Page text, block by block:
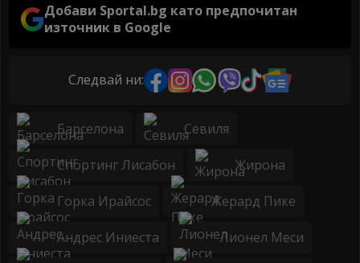
Добави Sportal.bg като предпочитан
източник в Google
Следвай ни:
Барселона Севиля
Спортинг Лисабон Жирона
Горка Ирайсос Жерард Пике
Андрес Иниеста Лионел Меси